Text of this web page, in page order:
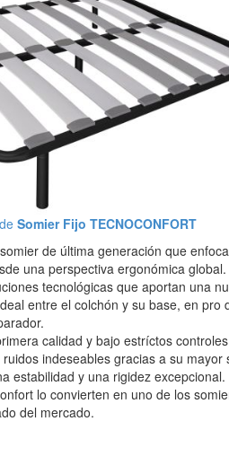
Somier Fijo TECNOCONFORT
de última generación que
una perspectiva ergonómica global.
tecnológicas que aportan una
entre el colchón y su base, en pro
calidad y bajo estríctos
indeseables gracias a su mayor
estabilidad y una rigidez excepcional.
lo convierten en uno de los
del mercado.